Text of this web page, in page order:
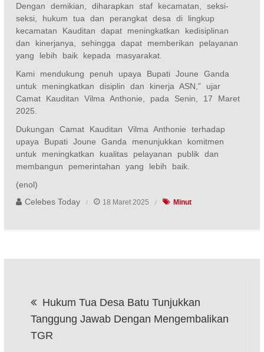
Dengan demikian, diharapkan staf kecamatan, seksi-
seksi, hukum tua dan perangkat desa di lingkup
kecamatan Kauditan dapat meningkatkan kedisiplinan
dan kinerjanya, sehingga dapat memberikan pelayanan
yang lebih baik kepada masyarakat.
Kami mendukung penuh upaya Bupati Joune Ganda
untuk meningkatkan disiplin dan kinerja ASN,” ujar
Camat Kauditan Vilma Anthonie, pada Senin, 17 Maret
2025.
Dukungan Camat Kauditan Vilma Anthonie terhadap
upaya Bupati Joune Ganda menunjukkan komitmen
untuk meningkatkan kualitas pelayanan publik dan
membangun pemerintahan yang lebih baik.
(enol)
Celebes Today
18 Maret 2025 Minut
pos
Hukum Tua Desa Batu Tunjukkan
Tanggung Jawab Dengan Mengembalikan
TGR